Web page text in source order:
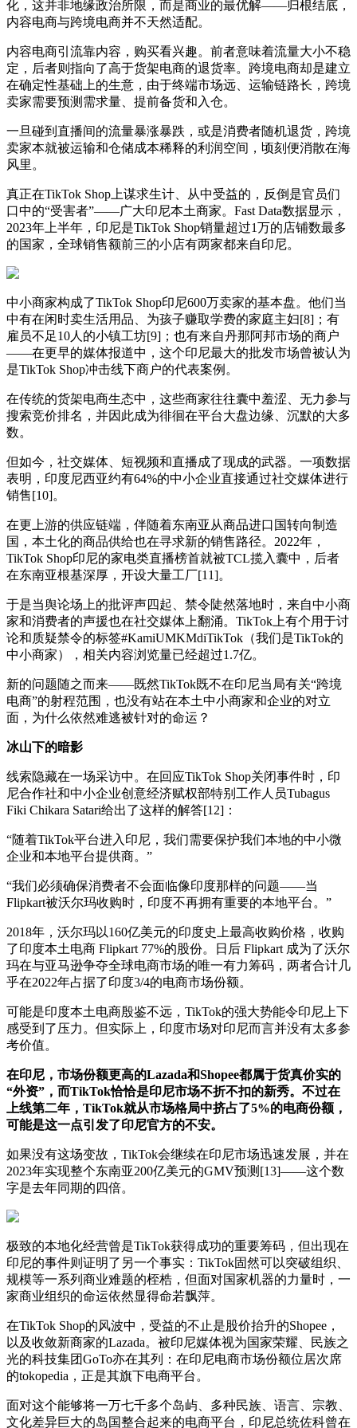
化，这并非地缘政治所限，而是商业的最优解——归根结底，
内容电商与跨境电商并不天然适配。
内容电商引流靠内容，购买看兴趣。前者意味着流量大小不稳
定，后者则指向了高于货架电商的退货率。跨境电商却是建立
在确定性基础上的生意，由于终端市场远、运输链路长，跨境
卖家需要预测需求量、提前备货和入仓。
一旦碰到直播间的流量暴涨暴跌，或是消费者随机退货，跨境
卖家本就被运输和仓储成本稀释的利润空间，顷刻便消散在海
风里。
真正在TikTok Shop上谋求生计、从中受益的，反倒是官员们
口中的“受害者”——广大印尼本土商家。Fast Data数据显示，
2023年上半年，印尼是TikTok Shop销量超过1万的店铺数最多
的国家，全球销售额前三的小店有两家都来自印尼。
中小商家构成了TikTok Shop印尼600万卖家的基本盘。他们当
中有在闲时卖生活用品、为孩子赚取学费的家庭主妇[8]；有
雇员不足10人的小镇工坊[9]；也有来自丹那阿邦市场的商户
——在更早的媒体报道中，这个印尼最大的批发市场曾被认为
是TikTok Shop冲击线下商户的代表案例。
在传统的货架电商生态中，这些商家往往囊中羞涩、无力参与
搜索竞价排名，并因此成为徘徊在平台大盘边缘、沉默的大多
数。
但如今，社交媒体、短视频和直播成了现成的武器。一项数据
表明，印度尼西亚约有64%的中小企业直接通过社交媒体进行
销售[10]。
在更上游的供应链端，伴随着东南亚从商品进口国转向制造
国，本土化的商品供给也在寻求新的销售路径。2022年，
TikTok Shop印尼的家电类直播榜首就被TCL揽入囊中，后者
在东南亚根基深厚，开设大量工厂[11]。
于是当舆论场上的批评声四起、禁令陡然落地时，来自中小商
家和消费者的声援也在社交媒体上翻涌。TikTok上有个用于讨
论和质疑禁令的标签#KamiUMKMdiTikTok（我们是TikTok的
中小商家），相关内容浏览量已经超过1.7亿。
新的问题随之而来——既然TikTok既不在印尼当局有关“跨境
电商”的射程范围，也没有站在本土中小商家和企业的对立
面，为什么依然难逃被针对的命运？
冰山下的暗影
线索隐藏在一场采访中。在回应TikTok Shop关闭事件时，印
尼合作社和中小企业创意经济赋权部特别工作人员Tubagus
Fiki Chikara Satari给出了这样的解答[12]：
“随着TikTok平台进入印尼，我们需要保护我们本地的中小微
企业和本地平台提供商。”
“我们必须确保消费者不会面临像印度那样的问题——当
Flipkart被沃尔玛收购时，印度不再拥有重要的本地平台。”
2018年，沃尔玛以160亿美元的印度史上最高收购价格，收购
了印度本土电商 Flipkart 77%的股份。日后 Flipkart 成为了沃尔
玛在与亚马逊争夺全球电商市场的唯一有力筹码，两者合计几
乎在2022年占据了印度3/4的电商市场份额。
可能是印度本土电商殷鉴不远，TikTok的强大势能令印尼上下
感受到了压力。但实际上，印度市场对印尼而言并没有太多参
考价值。
在印尼，市场份额更高的Lazada和Shopee都属于货真价实的
“外资”，而TikTok恰恰是印尼市场不折不扣的新秀。不过在
上线第二年，TikTok就从市场格局中挤占了5%的电商份额，
可能是这一点引发了印尼官方的不安。
如果没有这场变故，TikTok会继续在印尼市场迅速发展，并在
2023年实现整个东南亚200亿美元的GMV预测[13]——这个数
字是去年同期的四倍。
极致的本地化经营曾是TikTok获得成功的重要筹码，但出现在
印尼的事件则证明了另一个事实：TikTok固然可以突破组织、
规模等一系列商业难题的桎梏，但面对国家机器的力量时，一
家商业组织的命运依然显得命若飘萍。
在TikTok Shop的风波中，受益的不止是股价抬升的Shopee，
以及收敛新商家的Lazada。被印尼媒体视为国家荣耀、民族之
光的科技集团GoTo亦在其列：在印尼电商市场份额位居次席
的tokopedia，正是其旗下电商平台。
面对这个能够将一万七千多个岛屿、多种民族、语言、宗教、
文化差异巨大的岛国整合起来的电商平台，印尼总统佐科曾在